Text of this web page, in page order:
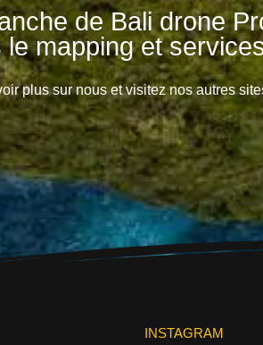
de Bali drone
mapping et
plus sur nous et visitez nos autres
INSTAGRAM